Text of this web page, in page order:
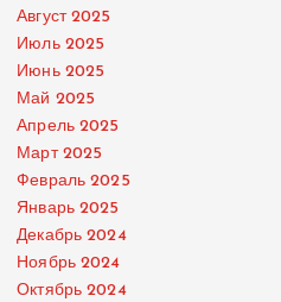
Август 2025
Июль 2025
Июнь 2025
Май 2025
Апрель 2025
Март 2025
Февраль 2025
Январь 2025
Декабрь 2024
Ноябрь 2024
Октябрь 2024